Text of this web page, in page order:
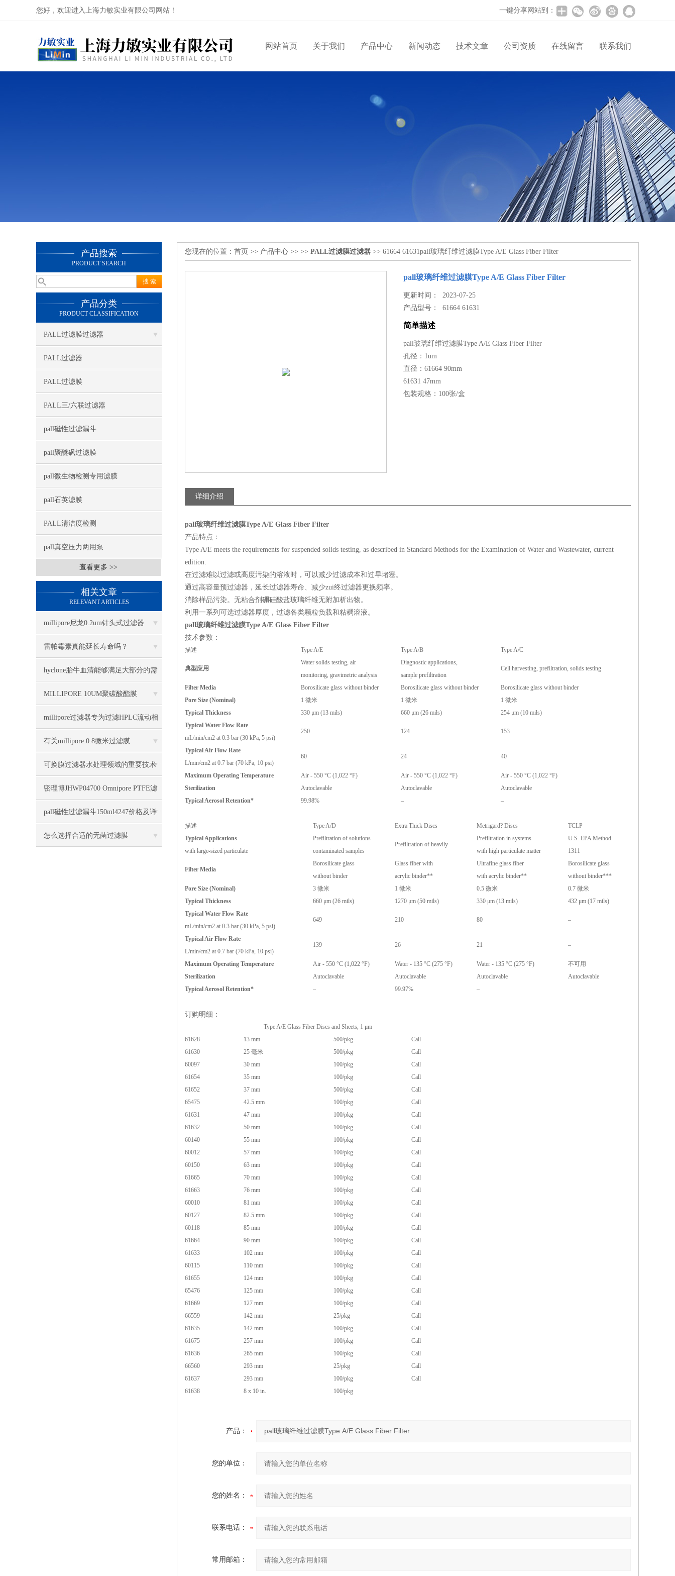
您好，欢迎进入上海力敏实业有限公司网站！ 一键分享网站到：
网站首页 关于我们 产品中心 新闻动态 技术文章 公司资质 在线留言 联系我们
产品搜索
PRODUCT SEARCH
产品分类
PRODUCT CLASSIFICATION
PALL过滤膜过滤器
PALL过滤器
PALL过滤膜
PALL三/六联过滤器
pall磁性过滤漏斗
pall聚醚砜过滤膜
pall微生物检测专用滤膜
pall石英滤膜
PALL清洁度检测
pall真空压力两用泵
查看更多 >>
相关文章
RELEVANT ARTICLES
millipore尼龙0.2um针头式过滤器
SLGN033NB几大特点
雷帕霉素真能延长寿命吗？
hyclone胎牛血清能够满足大部分的需
求不同的用户
MILLIPORE 10UM聚碳酸酯膜
TCTP04700几大特点
millipore过滤器专为过滤HPLC流动相
设计
有关millipore 0.8微米过滤膜
AAWP04700的详情介绍
可换膜过滤器水处理领域的重要技术
之一
密理博JHWP04700 Omnipore PTFE滤
膜几大特点
pall磁性过滤漏斗150ml4247价格及详
细参数
怎么选择合适的无菌过滤膜
您现在的位置： 首页 >> 产品中心 >> >> PALL过滤膜过滤器 >> 61664 61631pall玻璃纤维过滤膜Type A/E Glass Fiber Filter
pall玻璃纤维过滤膜Type A/E Glass Fiber Filter
更新时间： 2023-07-25
产品型号：61664 61631
简单描述
pall玻璃纤维过滤膜Type A/E Glass Fiber Filter
孔径：1um
直径：61664 90mm
61631 47mm
包装规格：100张/盒
详细介绍
pall玻璃纤维过滤膜Type A/E Glass Fiber Filter
产品特点：
Type A/E meets the requirements for suspended solids testing, as described in Standard Methods for the Examination of Water and Wastewater, current
edition.
在过滤难以过滤或高度污染的溶液时，可以减少过滤成本和过早堵塞。
通过高容量预过滤器，延长过滤器寿命、减少zui终过滤器更换频率。
消除样品污染。无粘合剂硼硅酸盐玻璃纤维无附加析出物。
利用一系列可选过滤器厚度，过滤各类颗粒负载和粘稠溶液。
pall玻璃纤维过滤膜Type A/E Glass Fiber Filter
技术参数：
描述 Type A/E Type A/B Type A/C
典型应用
Water solids testing, air
monitoring, gravimetric analysis
Diagnostic applications,
sample prefiltration
Cell harvesting, prefiltration, solids testing
Filter Media Borosilicate glass without binder Borosilicate glass without binder
Borosilicate glass without binder
Pore Size (Nominal)
1 微米 1 微米
1 微米
Typical Thickness
330 μm (13 mils) 660 μm (26 mils)
254 μm (10 mils)
Typical Water Flow Rate
mL/min/cm2 at 0.3 bar (30 kPa, 5 psi)
250 124 153
Typical Air Flow Rate
L/min/cm2 at 0.7 bar (70 kPa, 10 psi)
60 24 40
Maximum Operating Temperature Air - 550 °C (1,022 °F) Air - 550 °C (1,022 °F)
Air - 550 °C (1,022 °F)
Sterilization
Autoclavable Autoclavable
Autoclavable
Typical Aerosol Retention*
99.98% – –
描述 Type A/D Extra Thick Discs Metrigard? Discs
TCLP
Typical Applications
with large-sized particulate
Prefiltration of solutions
contaminated samples
Prefiltration of heavily
Prefiltration in systems
with high particulate matter
U.S. EPA Method
1311
Filter Media
Borosilicate glass
without binder
Glass fiber with
acrylic binder**
Ultrafine glass fiber
with acrylic binder**
Borosilicate glass
without binder***
Pore Size (Nominal)
3 微米 1 微米 0.5 微米
0.7 微米
Typical Thickness
660 μm (26 mils) 1270 μm (50 mils) 330 μm (13 mils)
432 μm (17 mils)
Typical Water Flow Rate
mL/min/cm2 at 0.3 bar (30 kPa, 5 psi)
649 210 80 –
Typical Air Flow Rate
L/min/cm2 at 0.7 bar (70 kPa, 10 psi)
139 26 21 –
Maximum Operating Temperature Air - 550 °C (1,022 °F) Water - 135 °C (275 °F) Water - 135 °C (275 °F)
不可用
Sterilization
Autoclavable Autoclavable Autoclavable
Autoclavable
Typical Aerosol Retention*
– 99.97% –
订购明细：
Type A/E Glass Fiber Discs and Sheets, 1 μm
61628
13 mm 500/pkg
Call
61630
25 毫米 500/pkg
Call
60097
30 mm 100/pkg
Call
61654
35 mm 100/pkg
Call
61652
37 mm 500/pkg
Call
65475
42.5 mm 100/pkg
Call
61631
47 mm 100/pkg
Call
61632
50 mm 100/pkg
Call
60140
55 mm 100/pkg
Call
60012
57 mm 100/pkg
Call
60150
63 mm 100/pkg
Call
61665
70 mm 100/pkg
Call
61663
76 mm 100/pkg
Call
60010
81 mm 100/pkg
Call
60127
82.5 mm 100/pkg
Call
60118
85 mm 100/pkg
Call
61664
90 mm 100/pkg
Call
61633
102 mm 100/pkg
Call
60115
110 mm 100/pkg
Call
61655
124 mm 100/pkg
Call
65476
125 mm 100/pkg
Call
61669
127 mm 100/pkg
Call
66559
142 mm 25/pkg
Call
61635
142 mm 100/pkg
Call
61675
257 mm 100/pkg
Call
61636
265 mm 100/pkg
Call
66560
293 mm 25/pkg
Call
61637
293 mm 100/pkg
Call
61638
8 x 10 in. 100/pkg
产品：
您的单位：
您的姓名：
联系电话：
常用邮箱：